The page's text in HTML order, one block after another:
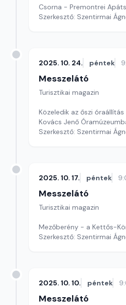
Csorna - Premontrei
Szerkesztő: Szentirmai
2025. 10. 24. péntek
Messzelátó
Turisztikai magazin
Közeledik az őszi
Kovács Jenő
Szerkesztő: Szentirmai
2025. 10. 17. péntek
Messzelátó
Turisztikai magazin
Mezőberény - a Kettős-
Szerkesztő: Szentirmai
2025. 10. 10. péntek
Messzelátó